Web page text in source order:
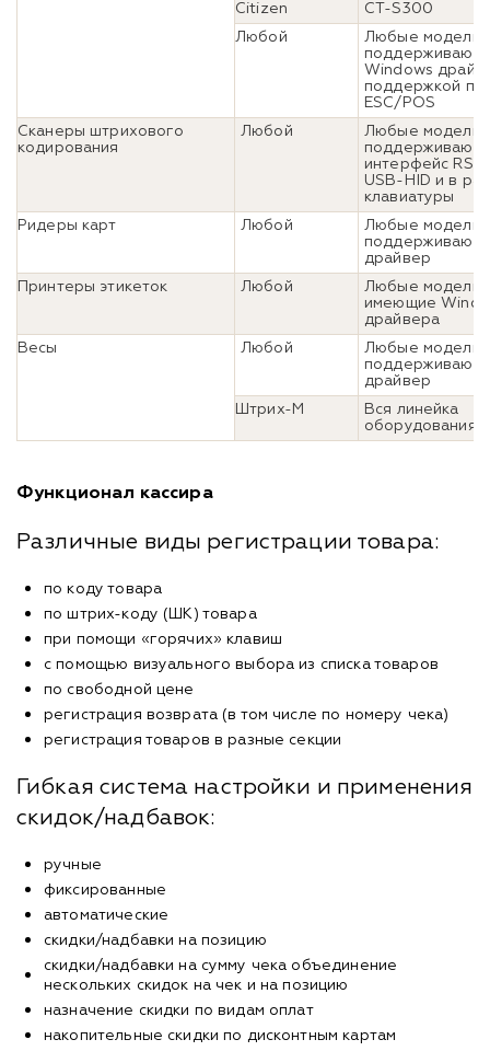
Citizen
CT-S300
Любой
Любые модели,
Windows
поддержкой
ESC/POS
Сканеры штрихового
кодирования
Любой
Любые модели,
интерфейс RS
USB-HID и в
клавиатуры
Ридеры карт
Любой
Любые модели,
драйвер
Принтеры этикеток
Любой
Любые модели,
имеющие
драйвера
Весы
Любой
Любые модели,
драйвер
Штрих-М
Вся линейка
оборудования
Функционал кассира
Различные виды регистрации товара:
по коду товара
по штрих-коду (ШК) товара
при помощи «горячих» клавиш
с помощью визуального выбора из списка товаров
по свободной цене
регистрация возврата (в том числе по номеру чека)
регистрация товаров в разные секции
Гибкая система настройки и применения
скидок/надбавок:
ручные
фиксированные
автоматические
скидки/надбавки на позицию
скидки/надбавки на сумму чека объединение
нескольких скидок на чек и на позицию
назначение скидки по видам оплат
накопительные скидки по дисконтным картам